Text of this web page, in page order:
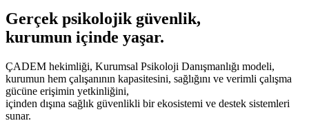
Gerçek psikolojik güvenlik,
kurumun içinde yaşar.
ÇADEM hekimliği, Kurumsal Psikoloji Danışmanlığı modeli,
kurumun hem çalışanının kapasitesini, sağlığını ve verimli çalışma
gücüne erişimin yetkinliğini,
içinden dışına sağlık güvenlikli bir ekosistemi ve destek sistemleri
sunar.